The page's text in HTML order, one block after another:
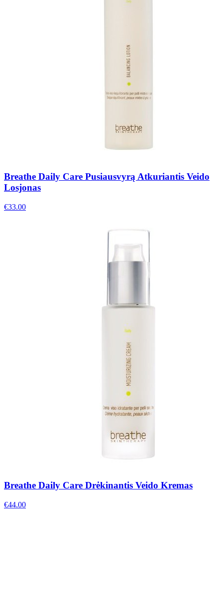
Breathe Daily Care Pusiausvyrą Atkuriantis Veido
Losjonas
€33.00
Breathe Daily Care Drėkinantis Veido Kremas
€44.00